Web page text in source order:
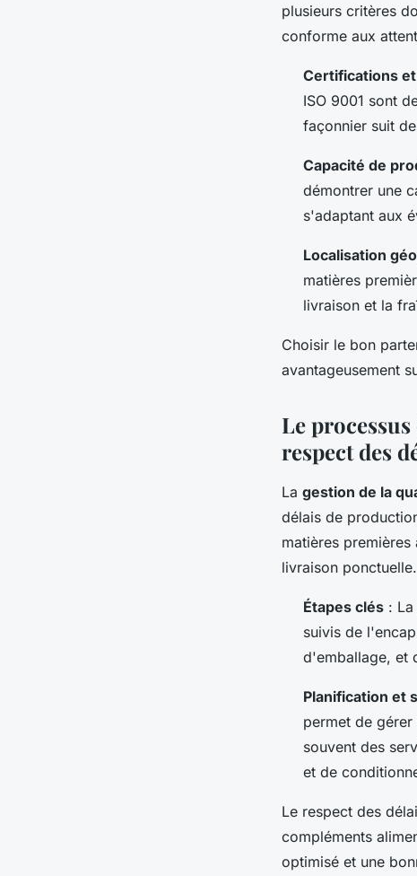
plusieurs critères
conforme aux
Certifications
ISO 9001 sont
façonnier suit
Capacité de
démontrer une
s'adaptant aux
Localisation
matières
livraison et la
Choisir le bon
avantageusement
Le
respect des
La gestion de la
délais de
matières
livraison ponctuelle.
Étapes clés :
suivis de
d'emballage, et
Planification et
permet de
souvent des
et de
Le respect des
compléments
optimisé et une